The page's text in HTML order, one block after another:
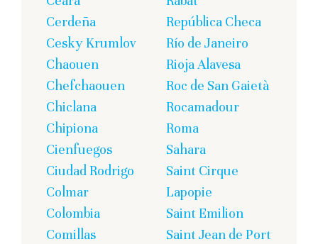
Cerdeña
Cesky Krumlov
Chaouen
Chefchaouen
Chiclana
Chipiona
Cienfuegos
Ciudad Rodrigo
Colmar
Colombia
Comillas
República Checa
Río de Janeiro
Rioja Alavesa
Roc de San Gaietà
Rocamadour
Roma
Sahara
Saint Cirque
Lapopie
Saint Emilion
Saint Jean de Port